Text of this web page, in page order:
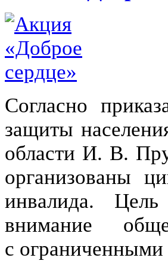
Согласно
защиты
области И. В.
организованы
инвалида.
внимание
с